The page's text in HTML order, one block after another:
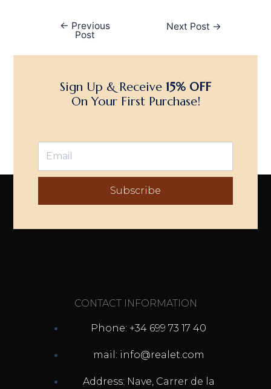
← Previous
Post
Next Post →
Sign Up & Receive 15% OFF
On Your First Purchase!
Subscribe
CONTACT INFORMATION
Phone: +34 699 73 17 40
mail: info@realet.com
Address: Nave, Carrer de la